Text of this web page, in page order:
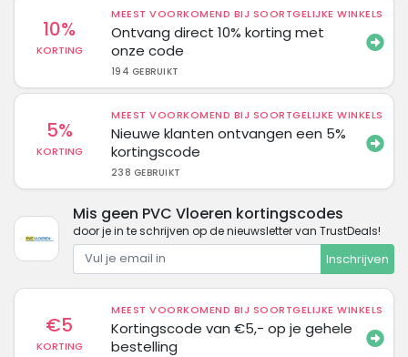
10%
KORTING
MEEST VOORKOMEND BIJ SOORTGELIJKE WINKELS
Ontvang direct 10% korting met
onze code
194 GEBRUIKT
5%
KORTING
MEEST VOORKOMEND BIJ SOORTGELIJKE WINKELS
Nieuwe klanten ontvangen een 5%
kortingscode
238 GEBRUIKT
Mis geen PVC Vloeren kortingscodes
door je in te schrijven op de nieuwsletter van TrustDeals!
Inschrijven
€5
KORTING
MEEST VOORKOMEND BIJ SOORTGELIJKE WINKELS
Kortingscode van €5,- op je gehele
bestelling